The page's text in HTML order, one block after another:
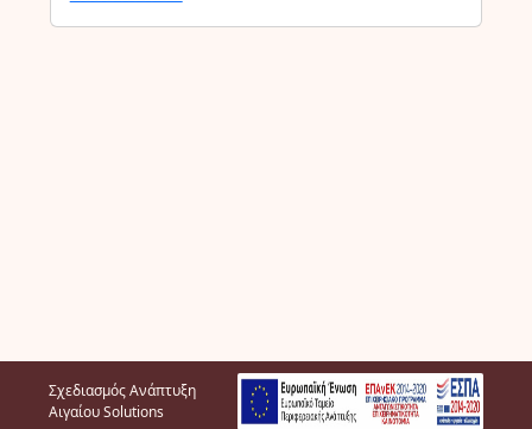
Σχεδιασμός Ανάπτυξη
Αιγαίου Solutions